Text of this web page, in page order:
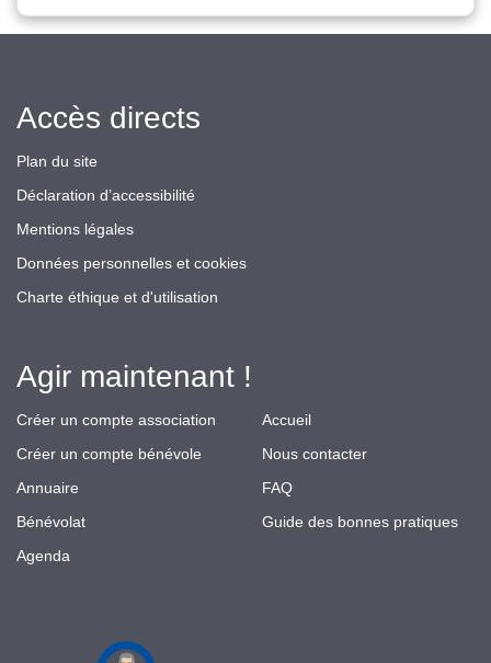
Accès directs
Plan du site
Déclaration d’accessibilité
Mentions légales
Données personnelles et cookies
Charte éthique et d'utilisation
Agir maintenant !
Créer un compte association
Créer un compte bénévole
Annuaire
Bénévolat
Agenda
Accueil
Nous contacter
FAQ
Guide des bonnes pratiques